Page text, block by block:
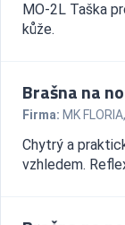
MO-2L Taška
kůže.
Brašna na
Firma: MK
Chytrý a
vzhledem.